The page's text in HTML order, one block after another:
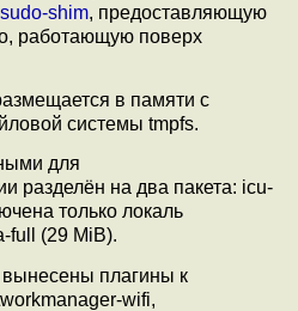
shim, предоставляющую
работающую поверх
в памяти с
системы tmpfs.
для
разделён на два пакета: icu-
только локаль
full (29 MiB).
плагины к
wifi,